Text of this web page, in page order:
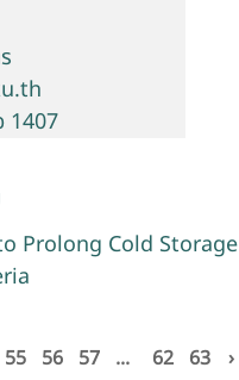
1407
Prolong Cold
55 56 57 ... 62 63 ›